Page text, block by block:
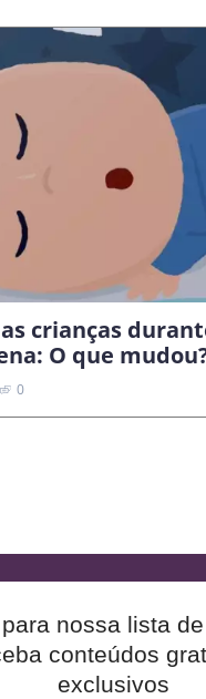
crianças
O que
0
nossa lista
conteúdos
exclusivos